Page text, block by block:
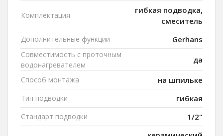
Комплектация
гибкая подводка,
смеситель
Дополнительные функции Gerhans
Совместимость с проточным
водонагревателем
да
Способ монтажа на шпильке
Тип подводки гибкая
Стандарт подводки 1/2"